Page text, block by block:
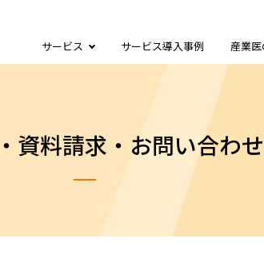
サービス サービス導入事例 産業
資料請求・お問い合わせ